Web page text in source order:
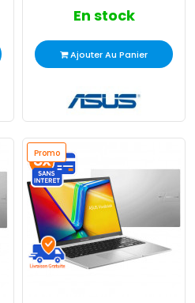
En stock
Ajouter Au Panier
Promo